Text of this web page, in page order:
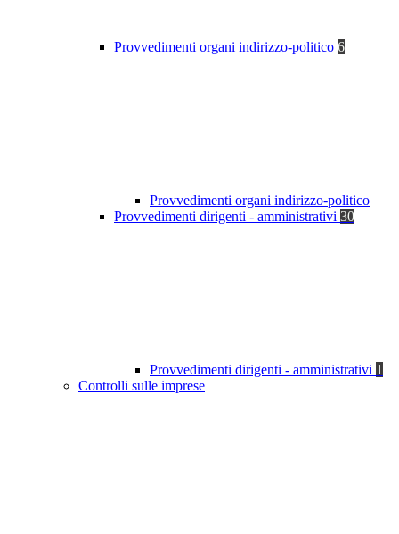
Provvedimenti organi indirizzo-politico 6
Provvedimenti organi indirizzo-politico
Provvedimenti dirigenti - amministrativi 30
Provvedimenti dirigenti - amministrativi 1
Controlli sulle imprese